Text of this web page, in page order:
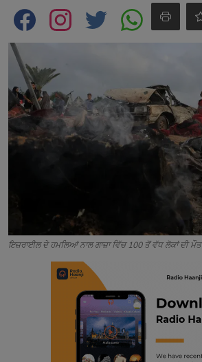
Contact
ਇਜ਼ਰਾਈਲ ਦੇ ਹਮਲਿਆਂ ਨਾਲ ਗਾਜ਼ਾ ਵਿੱਚ 100 ਤੋਂ ਵੱਧ ਲੋਕਾਂ ਦੀ ਮੌਤ